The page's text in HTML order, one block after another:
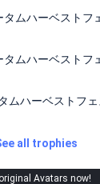
ムハーベストフ
ムハーベストフ
ムハーベストフ
all trophies
Avatars now!